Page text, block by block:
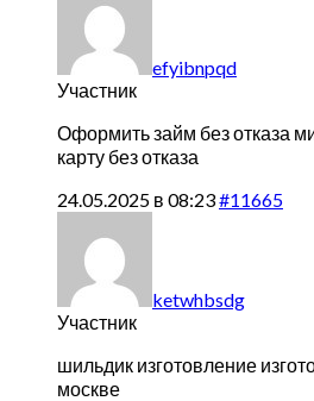
efyibnpqd
Участник
Оформить займ без отказа
карту без отказа
24.05.2025 в 08:23#11665
ketwhbsdg
Участник
шильдик изготовление
москве